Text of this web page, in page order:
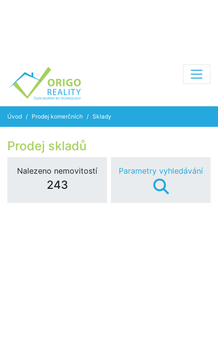
Úvod Prodej komerčních Sklady
Prodej skladů
Nalezeno nemovitostí
243
Parametry vyhledávání